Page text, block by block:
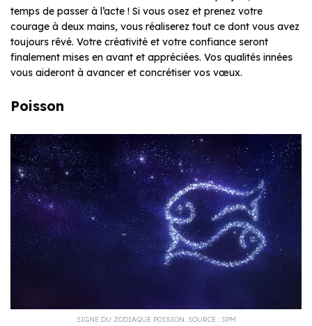
temps de passer à l’acte ! Si vous osez et prenez votre
courage à deux mains, vous réaliserez tout ce dont vous avez
toujours rêvé. Votre créativité et votre confiance seront
finalement mises en avant et appréciées. Vos qualités innées
vous aideront à avancer et concrétiser vos vœux.
Poisson
SIGNE DU ZODIAQUE POISSON. SOURCE : SPM